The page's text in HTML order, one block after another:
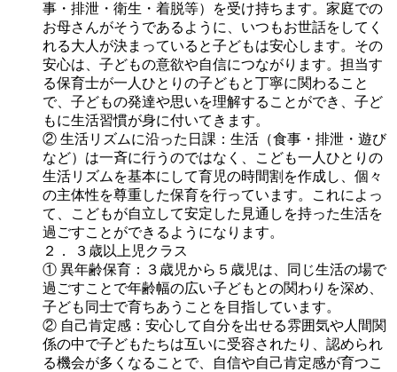
事・排泄・衛生・着脱等）を受け持ちます。家庭での
お母さんがそうであるように、いつもお世話をしてく
れる大人が決まっていると子どもは安心します。その
安心は、子どもの意欲や自信につながります。担当す
る保育士が一人ひとりの子どもと丁寧に関わること
で、子どもの発達や思いを理解することができ、子ど
もに生活習慣が身に付いてきます。
② 生活リズムに沿った日課：生活（食事・排泄・遊び
など）は一斉に行うのではなく、こども一人ひとりの
生活リズムを基本にして育児の時間割を作成し、個々
の主体性を尊重した保育を行っています。これによっ
て、こどもが自立して安定した見通しを持った生活を
過ごすことができるようになります。
２． ３歳以上児クラス
① 異年齢保育：３歳児から５歳児は、同じ生活の場で
過ごすことで年齢幅の広い子どもとの関わりを深め、
子ども同士で育ちあうことを目指しています。
② 自己肯定感：安心して自分を出せる雰囲気や人間関
係の中で子どもたちは互いに受容されたり、認められ
る機会が多くなることで、自信や自己肯定感が育つこ